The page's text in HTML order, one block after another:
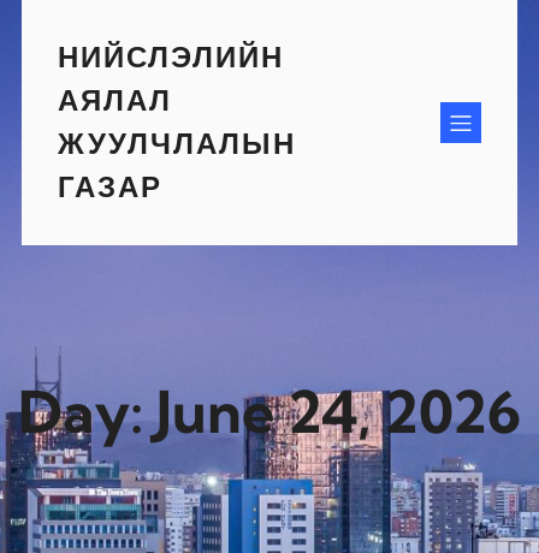
contentНИЙСЛЭЛИЙН
АЯЛАЛ
ЖУУЛЧЛАЛЫН
ГАЗАР
Day:June 24, 2026